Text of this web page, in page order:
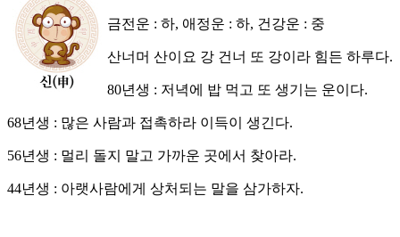
금전운 : 하, 애정운 : 하, 건강운 : 중
산너머 산이요 강 건너 또 강이라 힘든 하루다.
80년생 : 저녁에 밥 먹고 또 생기는 운이다.
68년생 : 많은 사람과 접촉하라 이득이 생긴다.
56년생 : 멀리 돌지 말고 가까운 곳에서 찾아라.
44년생 : 아랫사람에게 상처되는 말을 삼가하자.